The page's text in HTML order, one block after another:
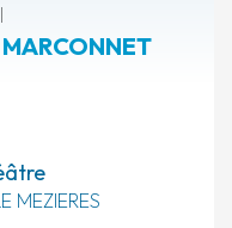
MEZIERES